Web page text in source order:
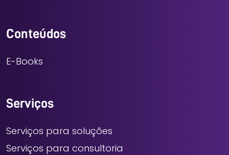
Conteúdos
E-Books
Serviços
Serviços para soluções
Serviços para consultoria